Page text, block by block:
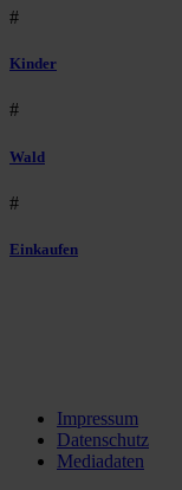
#
Kinder
#
Wald
#
Einkaufen
Impressum
Datenschutz
Mediadaten